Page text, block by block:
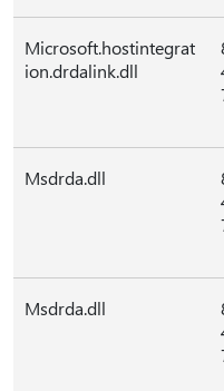
Microsoft.hostintegrat
ion.drdalink.dll
Msdrda.dll
Msdrda.dll